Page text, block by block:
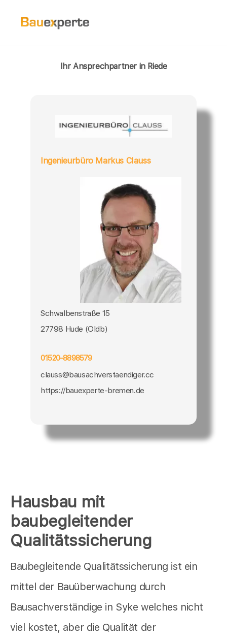
Hausbau mit
baubegleitender
Qualitätssicherung
Baubegleitende Qualitätssicherung ist ein
mittel der Bauüberwachung durch
Bausachverständige in Syke welches nicht
viel kostet, aber die Qualität der
Ihr Ansprechpartner in Riede
Ingenieurbüro Markus Clauss
Schwalbenstraße 15
27798 Hude (Oldb)
01520-8898579
clauss@bausachverstaendiger.cc
https://bauexperte-bremen.de